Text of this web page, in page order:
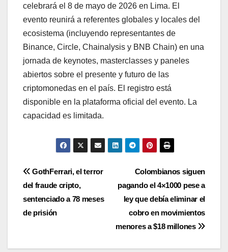
celebrará el 8 de mayo de 2026 en Lima. El
evento reunirá a referentes globales y locales del
ecosistema (incluyendo representantes de
Binance, Circle, Chainalysis y BNB Chain) en una
jornada de keynotes, masterclasses y paneles
abiertos sobre el presente y futuro de las
criptomonedas en el país. El registro está
disponible en la plataforma oficial del evento. La
capacidad es limitada.
Navegación
de
entradas
Colombianos siguen
pagando el 4×1000 pese a
ley que debía eliminar el
cobro en movimientos
menores a $18 millones
GothFerrari, el terror
del fraude cripto,
sentenciado a 78 meses
de prisión